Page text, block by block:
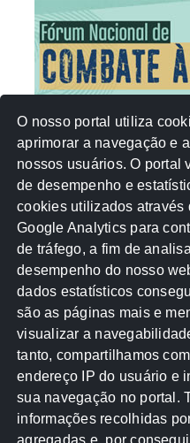
NUVEM DE TAGS
Acontece na Rede
Atricon Audicom
CREA-MT Eventos
MPF Notícias PF
Receita Federal Sem
TCE-MT TCU
O nosso portal utiliza
aprimorar a navegação e
nossos usuários. O portal
de desempenho e
cookies utilizados através
Google Analytics para
de tráfego, a fim de
desempenho do nosso
dados estatísticos
são as páginas mais e
visualizar a
tanto, compartilhamos
endereço IP do usuário e
sua navegação no portal.
informações recolhidas